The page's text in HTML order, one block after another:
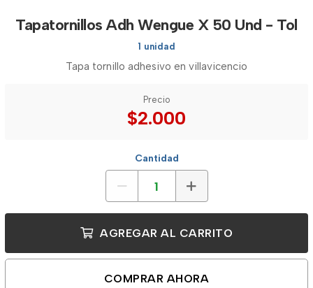
Tapatornillos Adh Wengue X 50 Und - Tol
1 unidad
Tapa tornillo adhesivo en villavicencio
Precio
$2.000
Cantidad
AGREGAR AL CARRITO
COMPRAR AHORA